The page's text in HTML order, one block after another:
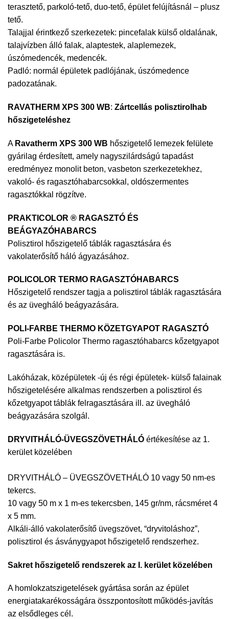
terasztető, parkoló-tető, duo-tető, épület felújításnál – plusz
tető.
Talajjal érintkező szerkezetek: pincefalak külső oldalának,
talajvízben álló falak, alaptestek, alaplemezek,
úszómedencék, medencék.
Padló: normál épületek padlójának, úszómedence
padozatának.
RAVATHERM XPS 300 WB: Zártcellás polisztirolhab
hőszigeteléshez
A Ravatherm XPS 300 WB hőszigetelő lemezek felülete
gyárilag érdesített, amely nagyszilárdságú tapadást
eredményez monolit beton, vasbeton szerkezetekhez,
vakoló- és ragasztóhabarcsokkal, oldószermentes
ragasztókkal rögzítve.
PRAKTICOLOR ® RAGASZTÓ ÉS
BEÁGYAZÓHABARCS
Polisztirol hőszigetelő táblák ragasztására és
vakolaterősítő háló ágyazásához.
POLICOLOR TERMO RAGASZTÓHABARCS
Hőszigetelő rendszer tagja a polisztirol táblák ragasztására
és az üvegháló beágyazására.
POLI-FARBE THERMO KÖZETGYAPOT RAGASZTÓ
Poli-Farbe Policolor Thermo ragasztóhabarcs kőzetgyapot
ragasztására is.
Lakóházak, középületek -új és régi épületek- külső falainak
hőszigetelésére alkalmas rendszerben a polisztirol és
kőzetgyapot táblák felragasztására ill. az üvegháló
beágyazására szolgál.
DRYVITHÁLÓ-ÜVEGSZÖVETHÁLÓ értékesítése az 1.
kerület közelében
DRYVITHÁLÓ – ÜVEGSZÖVETHÁLÓ 10 vagy 50 nm-es
tekercs.
10 vagy 50 m x 1 m-es tekercsben, 145 gr/nm, rácsméret 4
x 5 mm.
Alkáli-álló vakolaterősítő üvegszövet, “dryvitoláshoz”,
polisztirol és ásványgyapot hőszigetelő rendszerhez.
Sakret hőszigetelő rendszerek az I. kerület közelében
A homlokzatszigetelések gyártása során az épület
energiatakarékosságára összpontosított működés-javítás
az elsődleges cél.